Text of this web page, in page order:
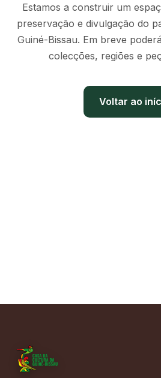
Estamos a construir um
preservação e divulgação do
Guiné-Bissau. Em breve
colecções, regiões e
Voltar ao